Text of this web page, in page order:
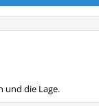
und die Lage.